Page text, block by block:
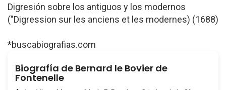
Digresión sobre los antiguos y los modernos
("Digression sur les anciens et les modernes) (1688)
*buscabiografias.com
Biografía de Bernard le Bovier de
Fontenelle